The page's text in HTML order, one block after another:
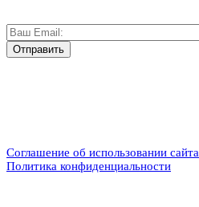
Соглашение об использовании сайта
Политика конфиденциальности